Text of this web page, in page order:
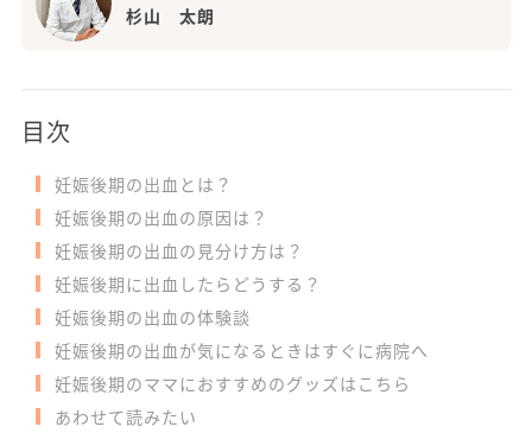
杉山 太朗
目次
妊娠後期の出血とは？
妊娠後期の出血の原因は？
妊娠後期の出血の見分け方は？
妊娠後期に出血したらどうする？
妊娠後期の出血の体験談
妊娠後期の出血が気になるときはすぐに病院へ
妊娠後期のママにおすすめのグッズはこちら
あわせて読みたい